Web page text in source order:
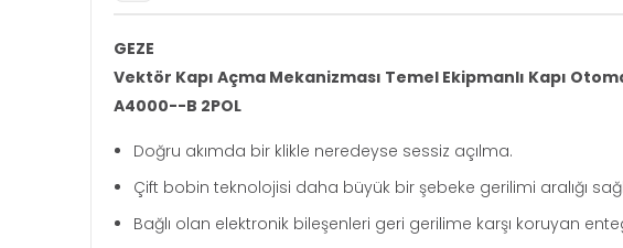
GEZE
Vektör Kapı Açma Mekanizması Temel Ekipmanlı Kapı
A4000--B 2POL
Doğru akımda bir klikle neredeyse sessiz açılma.
Çift bobin teknolojisi daha büyük bir şebeke gerilimi aralığı
Bağlı olan elektronik bileşenleri geri gerilime karşı koruyan